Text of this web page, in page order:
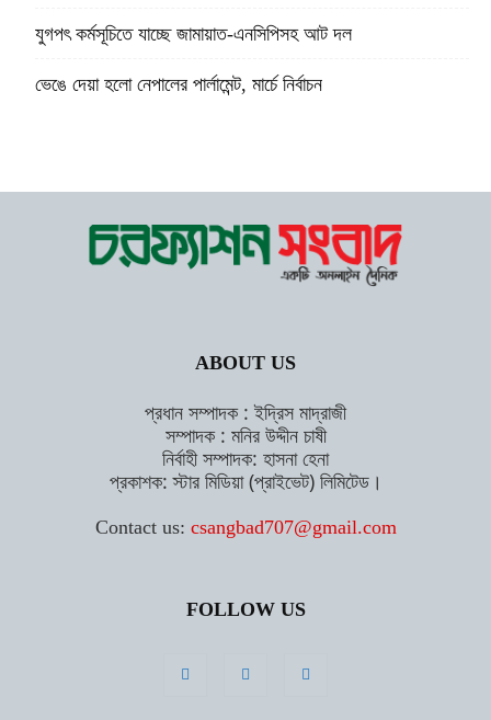
যুগপৎ কর্মসূচিতে যাচ্ছে জামায়াত-এনসিপিসহ আট দল
ভেঙে দেয়া হলো নেপালের পার্লামেন্ট, মার্চে নির্বাচন
ABOUT US
প্রধান সম্পাদক : ইদ্রিস মাদ্রাজী
সম্পাদক : মনির উদ্দীন চাষী
নির্বাহী সম্পাদক: হাসনা হেনা
প্রকাশক: স্টার মিডিয়া (প্রাইভেট) লিমিটেড।
Contact us: csangbad707@gmail.com
FOLLOW US